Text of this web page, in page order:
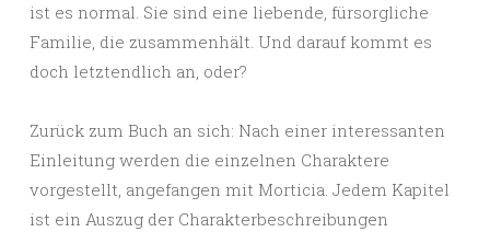
ist es normal. Sie sind eine liebende, fürsorgliche
Familie, die zusammenhält. Und darauf kommt es
doch letztendlich an, oder?
Zurück zum Buch an sich: Nach einer interessanten
Einleitung werden die einzelnen Charaktere
vorgestellt, angefangen mit Morticia. Jedem Kapitel
ist ein Auszug der Charakterbeschreibungen